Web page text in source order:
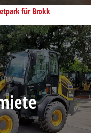
für Brokk